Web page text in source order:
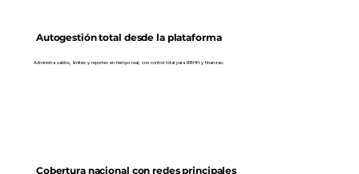
Autogestión total desde la plataforma
Administra saldos, límites y reportes en tiempo real, con control total para RRHH y finanzas.
Cobertura nacional con redes principales